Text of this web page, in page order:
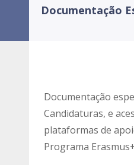
Documentação
Documentação
Candidaturas, e
plataformas de
Programa